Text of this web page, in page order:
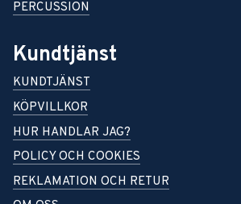
PERCUSSION
Kundtjänst
KUNDTJÄNST
KÖPVILLKOR
HUR HANDLAR JAG?
POLICY OCH COOKIES
REKLAMATION OCH RETUR